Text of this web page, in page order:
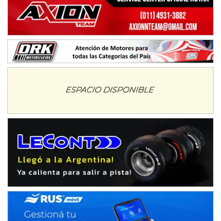
KDO - F6
Ciudad de Trenque Lauquen (Asfalto)
Trenque Lauquen (Buenos Aires)
ENTRERRIANO - F6 (POSTERGADA)
Parque de la Velocidad (Asfalto)
Villaguay (Entre Ríos)
VICTORIENSE - F7
Moto Club Reginense (Tierra)
Gral. E. Godoy (Río Negro)
CSK - F7
Juventud Unida (Tierra)
NORESTE SANTAFESINO - F6
Ciudad de Avellaneda (Asfalto)
Avellaneda (Santa Fe)